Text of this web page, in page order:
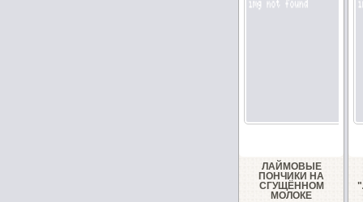
ЛАЙМОВЫЕ
ПОНЧИКИ НА
СГУЩЁННОМ
МОЛОКЕ